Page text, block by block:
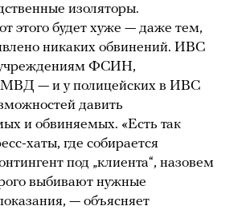
изоляторы.
этого будет хуже — даже тем,
никаких обвинений. ИВС
учреждениям ФСИН,
МВД — и у полицейских в ИВС
давить
и обвиняемых. «Есть так
хаты, где собирается
под „клиента“, назовем
выбивают нужные
— объясняет